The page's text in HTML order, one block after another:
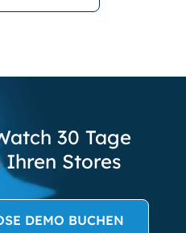
30 Tage
Stores
DEMO BUCHEN